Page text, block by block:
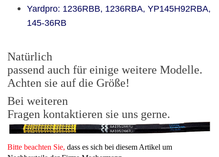
Yardpro: 1236RBB, 1236RBA, YP145H92RBA,
145-36RB
Natürlich
passend auch für einige weitere Modelle.
Achten sie auf die Größe!
Bei weiteren
Fragen kontaktieren sie uns gerne.
Bitte beachten Sie, dass es sich bei diesem Artikel um